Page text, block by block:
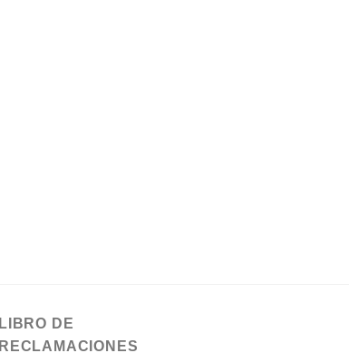
LIBRO DE
RECLAMACIONES